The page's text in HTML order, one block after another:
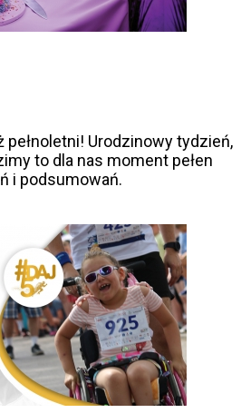
pełnoletni! Urodzinowy tydzień,
to dla nas moment pełen
i podsumowań.